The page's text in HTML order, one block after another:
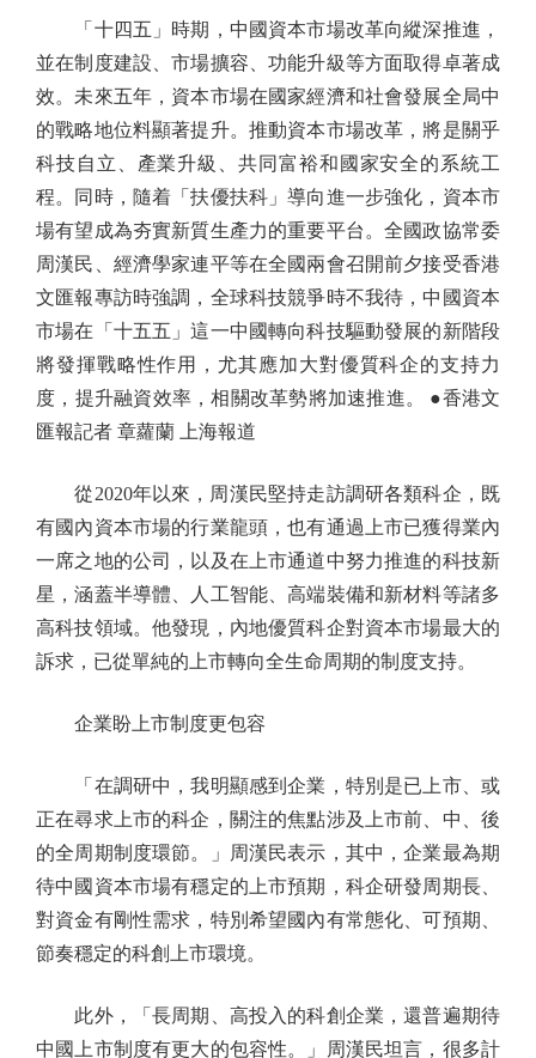
「十四五」時期，中國資本市場改革向縱深推進，
並在制度建設、市場擴容、功能升級等方面取得卓著成
效。未來五年，資本市場在國家經濟和社會發展全局中
的戰略地位料顯著提升。推動資本市場改革，將是關乎
科技自立、產業升級、共同富裕和國家安全的系統工
程。同時，隨着「扶優扶科」導向進一步強化，資本市
場有望成為夯實新質生產力的重要平台。全國政協常委
周漢民、經濟學家連平等在全國兩會召開前夕接受香港
文匯報專訪時強調，全球科技競爭時不我待，中國資本
市場在「十五五」這一中國轉向科技驅動發展的新階段
將發揮戰略性作用，尤其應加大對優質科企的支持力
度，提升融資效率，相關改革勢將加速推進。 ●香港文
匯報記者 章蘿蘭 上海報道
從2020年以來，周漢民堅持走訪調研各類科企，既
有國內資本市場的行業龍頭，也有通過上市已獲得業內
一席之地的公司，以及在上市通道中努力推進的科技新
星，涵蓋半導體、人工智能、高端裝備和新材料等諸多
高科技領域。他發現，內地優質科企對資本市場最大的
訴求，已從單純的上市轉向全生命周期的制度支持。
企業盼上市制度更包容
「在調研中，我明顯感到企業，特別是已上市、或
正在尋求上市的科企，關注的焦點涉及上市前、中、後
的全周期制度環節。」周漢民表示，其中，企業最為期
待中國資本市場有穩定的上市預期，科企研發周期長、
對資金有剛性需求，特別希望國內有常態化、可預期、
節奏穩定的科創上市環境。
此外，「長周期、高投入的科創企業，還普遍期待
中國上市制度有更大的包容性。」周漢民坦言，很多計